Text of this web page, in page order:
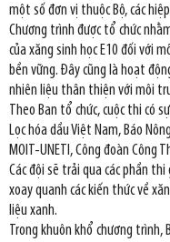
một số đơn vị thuộc Bộ, các
Chương trình được tổ chức
của xăng sinh học E10 đối với
bền vững. Đây cũng là hoạt
nhiên liệu thân thiện với môi
Theo Ban tổ chức, cuộc thi có
Lọc hóa dầu Việt Nam, Báo
MOIT-UNETI, Công đoàn Công
Các đội sẽ trải qua các phần
xoay quanh các kiến thức về
liệu xanh.
Trong khuôn khổ chương trình,